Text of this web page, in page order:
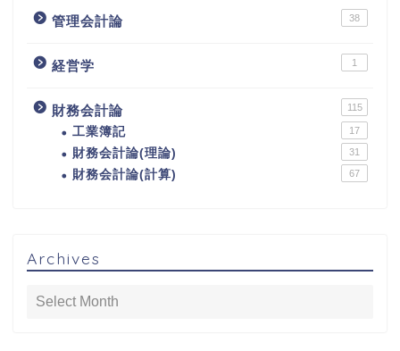
管理会計論 38
経営学 1
財務会計論 115
工業簿記 17
財務会計論(理論) 31
財務会計論(計算) 67
Archives